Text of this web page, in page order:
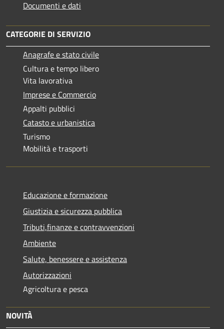
Documenti e dati
CATEGORIE DI SERVIZIO
Anagrafe e stato civile
Cultura e tempo libero
Vita lavorativa
Imprese e Commercio
Appalti pubblici
Catasto e urbanistica
Turismo
Mobilità e trasporti
Educazione e formazione
Giustizia e sicurezza pubblica
Tributi,finanze e contravvenzioni
Ambiente
Salute, benessere e assistenza
Autorizzazioni
Agricoltura e pesca
NOVITÀ